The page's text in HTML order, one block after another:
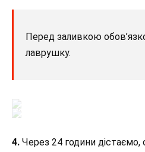
Перед заливкою
лаврушку.
4. Через 24 години